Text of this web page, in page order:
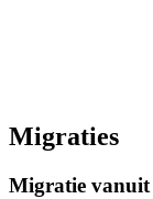
Migraties
Migratie